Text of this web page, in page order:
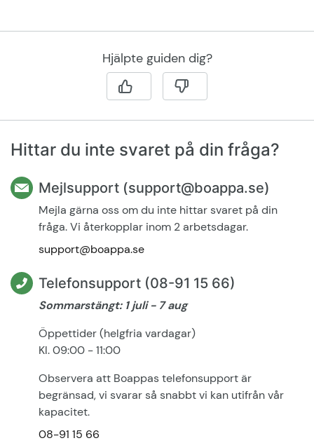
Hjälpte guiden dig?
Hittar du inte svaret på din fråga?
Mejlsupport (support@boappa.se)
Mejla gärna oss om du inte hittar svaret på din
fråga. Vi återkopplar inom 2 arbetsdagar.
support@boappa.se
Telefonsupport (08-91 15 66)
Sommarstängt: 1 juli - 7 aug
Öppettider (helgfria vardagar)
Kl. 09:00 - 11:00
Observera att Boappas telefonsupport är
begränsad, vi svarar så snabbt vi kan utifrån vår
kapacitet.
08-91 15 66